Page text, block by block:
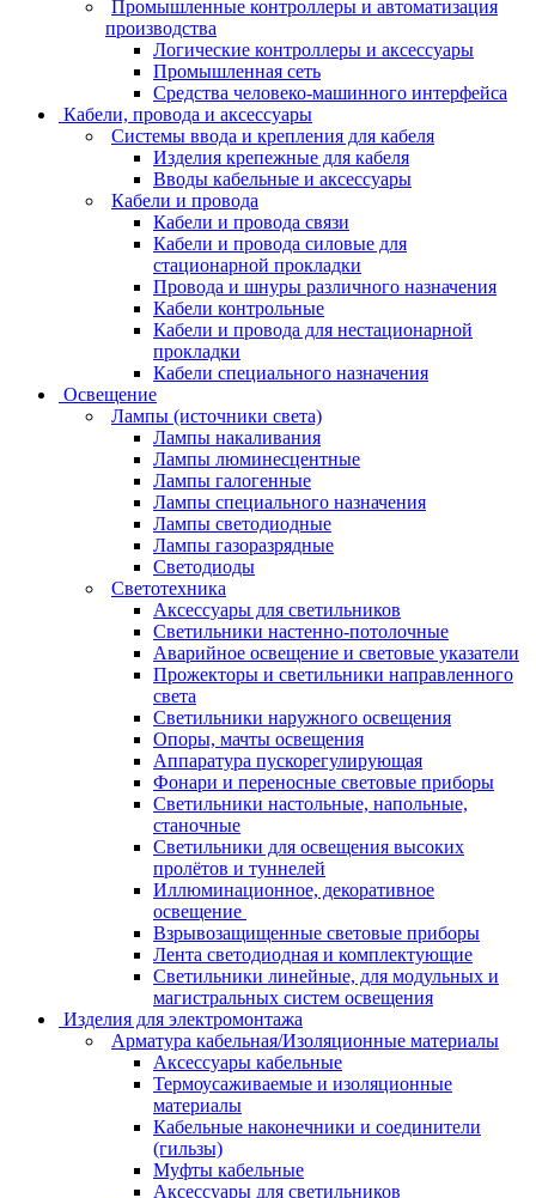
Промышленные контроллеры и автоматизация
производства
Логические контроллеры и аксессуары
Промышленная сеть
Средства человеко-машинного интерфейса
Кабели, провода и аксессуары
Системы ввода и крепления для кабеля
Изделия крепежные для кабеля
Вводы кабельные и аксессуары
Кабели и провода
Кабели и провода связи
Кабели и провода силовые для
стационарной прокладки
Провода и шнуры различного назначения
Кабели контрольные
Кабели и провода для нестационарной
прокладки
Кабели специального назначения
Освещение
Лампы (источники света)
Лампы накаливания
Лампы люминесцентные
Лампы галогенные
Лампы специального назначения
Лампы светодиодные
Лампы газоразрядные
Светодиоды
Светотехника
Аксессуары для светильников
Светильники настенно-потолочные
Аварийное освещение и световые указатели
Прожекторы и светильники направленного
света
Светильники наружного освещения
Опоры, мачты освещения
Аппаратура пускорегулирующая
Фонари и переносные световые приборы
Светильники настольные, напольные,
станочные
Светильники для освещения высоких
пролётов и туннелей
Иллюминационное, декоративное
освещение
Взрывозащищенные световые приборы
Лента светодиодная и комплектующие
Светильники линейные, для модульных и
магистральных систем освещения
Изделия для электромонтажа
Арматура кабельная/Изоляционные материалы
Аксессуары кабельные
Термоусаживаемые и изоляционные
материалы
Кабельные наконечники и соединители
(гильзы)
Муфты кабельные
Аксессуары для светильников